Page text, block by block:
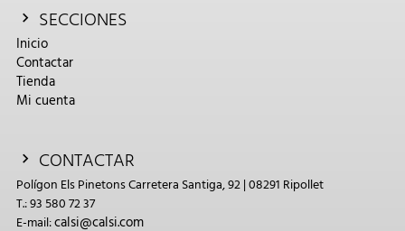
SECCIONES
Inicio
Contactar
Tienda
Mi cuenta
CONTACTAR
Polígon Els Pinetons Carretera Santiga, 92 | 08291 Ripollet
T.: 93 580 72 37
E-mail:calsi@calsi.com